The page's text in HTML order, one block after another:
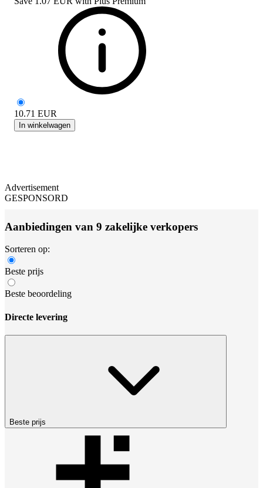
10.71 EUR
In winkelwagen
Advertisement
GESPONSORD
Aanbiedingen van 9 zakelijke verkopers
Sorteren op:
Beste prijs
Beste beoordeling
Directe levering
Beste prijs